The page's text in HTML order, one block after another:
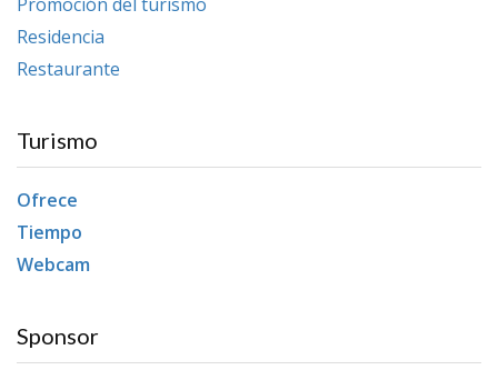
Residencia
Restaurante
Turismo
Ofrece
Tiempo
Webcam
Sponsor